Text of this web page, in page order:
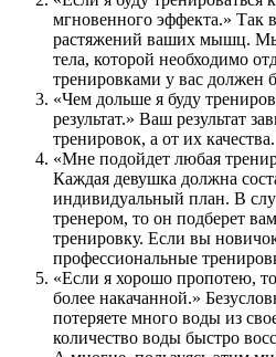
мгновенного эффекта.» Так
растяжений ваших мышц.
тела, которой необходимо
тренировками у вас должен
«Чем дольше я буду
результат.» Ваш результат
тренировок, а от их качества.
«Мне подойдет любая
Каждая девушка должна
индивидуальный план. В
тренером, то он подберет
тренировку. Если вы
профессиональные
«Если я хорошо пропотею,
более накачанной.»
потеряете много воды из
количество воды быстро